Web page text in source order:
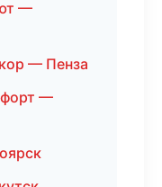
—
— Пенза
—